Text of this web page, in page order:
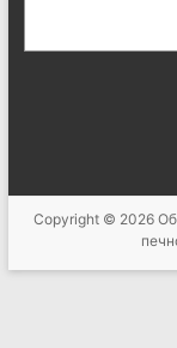
Copyright © 2026